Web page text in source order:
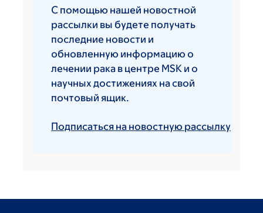
С помощью нашей новостной
рассылки вы будете получать
последние новости и
обновленную информацию о
лечении рака в центре MSK и о
научных достижениях на свой
почтовый ящик.
Подписаться на новостную рассылку